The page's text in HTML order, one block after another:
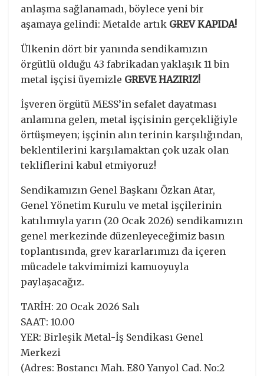
anlaşma sağlanamadı, böylece yeni bir
aşamaya gelindi: Metalde artık GREV KAPIDA!
Ülkenin dört bir yanında sendikamızın
örgütlü olduğu 43 fabrikadan yaklaşık 11 bin
metal işçisi üyemizle GREVE HAZIRIZ!
İşveren örgütü MESS’in sefalet dayatması
anlamına gelen, metal işçisinin gerçekliğiyle
örtüşmeyen; işçinin alın terinin karşılığından,
beklentilerini karşılamaktan çok uzak olan
tekliflerini kabul etmiyoruz!
Sendikamızın Genel Başkanı Özkan Atar,
Genel Yönetim Kurulu ve metal işçilerinin
katılımıyla yarın (20 Ocak 2026) sendikamızın
genel merkezinde düzenleyeceğimiz basın
toplantısında, grev kararlarımızı da içeren
mücadele takvimimizi kamuoyuyla
paylaşacağız.
TARİH: 20 Ocak 2026 Salı
SAAT: 10.00
YER: Birleşik Metal-İş Sendikası Genel
Merkezi
(Adres: Bostancı Mah. E80 Yanyol Cad. No:2